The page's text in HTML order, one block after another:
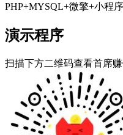
PHP+MYSQL+微擎+小程序
演示程序
扫描下方二维码查看首席